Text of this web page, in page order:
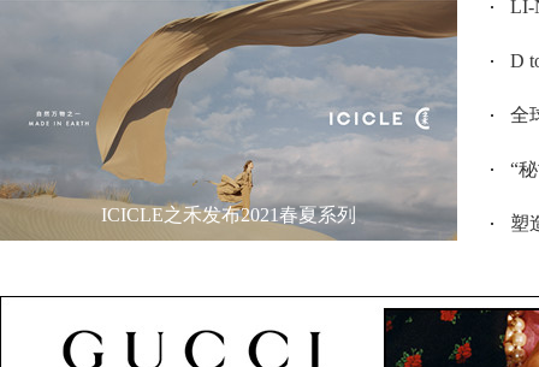
ICICLE之禾发布2021春夏系列
LI-
D
全
“
塑